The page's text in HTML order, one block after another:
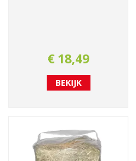
€ 18,49
BEKIJK